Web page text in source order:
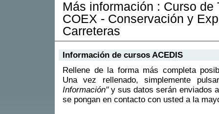
Más información : Curso de
COEX - Conservación y
Carreteras
Información de cursos ACEDIS
Rellene de la forma más completa
Una vez rellenado, simplemente
Información"y sus datos serán enviados
se pongan en contacto con usted a la